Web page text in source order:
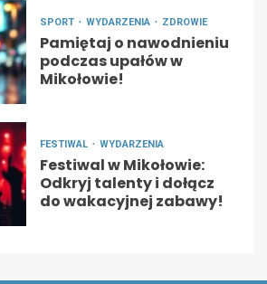
SPORT WYDARZENIA ZDROWIE
Pamiętaj o nawodnieniu
podczas upałów w
Mikołowie!
FESTIWAL WYDARZENIA
Festiwal w Mikołowie:
Odkryj talenty i dołącz
do wakacyjnej zabawy!